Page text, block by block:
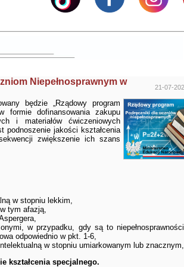
Niepełnosprawnym w
21-07-
będzie „Rządowy program
formie dofinansowania zakupu
i materiałów ćwiczeniowych
podnoszenie jakości kształcenia
zwiększenie ich szans
w stopniu lekkim,
tym afazją,
w przypadku, gdy są to
odpowiednio w pkt. 1-6,
w stopniu umiarkowanym lub znacznym,
kształcenia specjalnego.